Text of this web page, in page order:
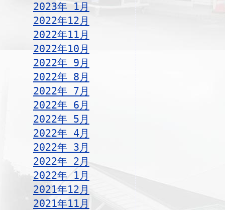
2023年 1月
2022年12月
2022年11月
2022年10月
2022年 9月
2022年 8月
2022年 7月
2022年 6月
2022年 5月
2022年 4月
2022年 3月
2022年 2月
2022年 1月
2021年12月
2021年11月